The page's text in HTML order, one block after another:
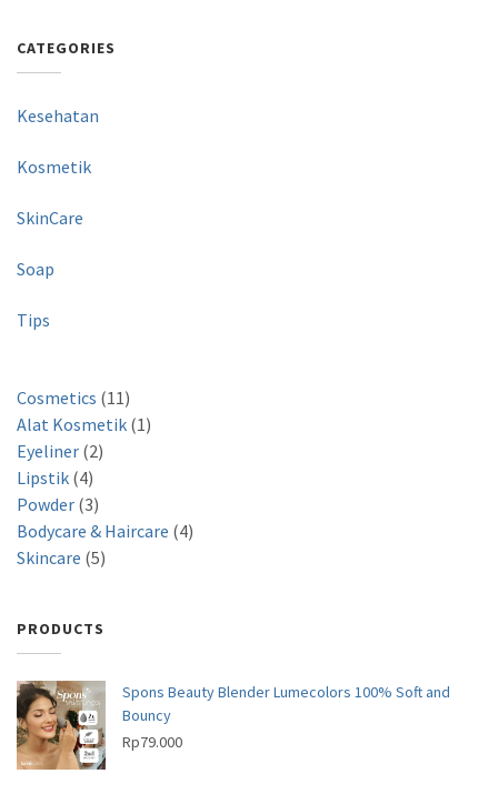
CATEGORIES
Kesehatan
Kosmetik
SkinCare
Soap
Tips
Cosmetics 111
1
d
Alat Kosmetik 11
d
Eyeliner 22
r
o
d
t
Lipstik 44
p
r
o
c
s
Powder 33
p
r
u
t
s
Bodycare & Haircare 44
c
Skincare 55
o
u
t
s
PRODUCTS
Spons Beauty Blender Lumecolors 100% Soft and
Bouncy
Rp79.000